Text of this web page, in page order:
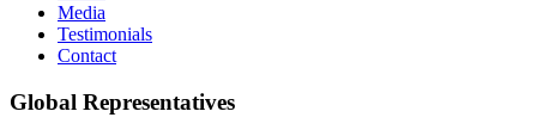
Media
Testimonials
Contact
Global Representatives